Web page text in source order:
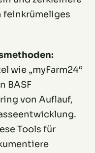
feinkrümeliges
wie „myFarm24“
BASF
von Auflauf,
Tools für